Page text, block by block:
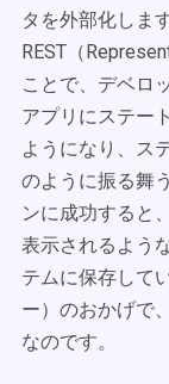
タを外部化しま
REST（
ことで、デベロ
アプリにステー
ようになり、ス
のように振る舞
ンに成功すると
表示されるよう
テムに保存して
ー）のおかげで
なのです。